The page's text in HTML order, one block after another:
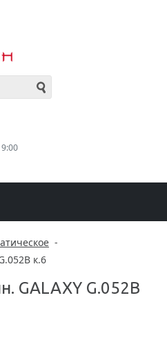
-
к.6
GALAXY G.052B